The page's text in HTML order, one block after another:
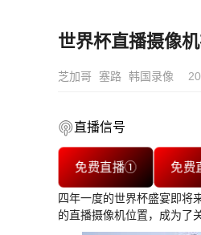
世界杯直播摄像
芝加哥 塞路 韩国录像
直播信号
免费直播① 免费
四年一度的世界杯盛宴即将
的直播摄像机位置，成为了